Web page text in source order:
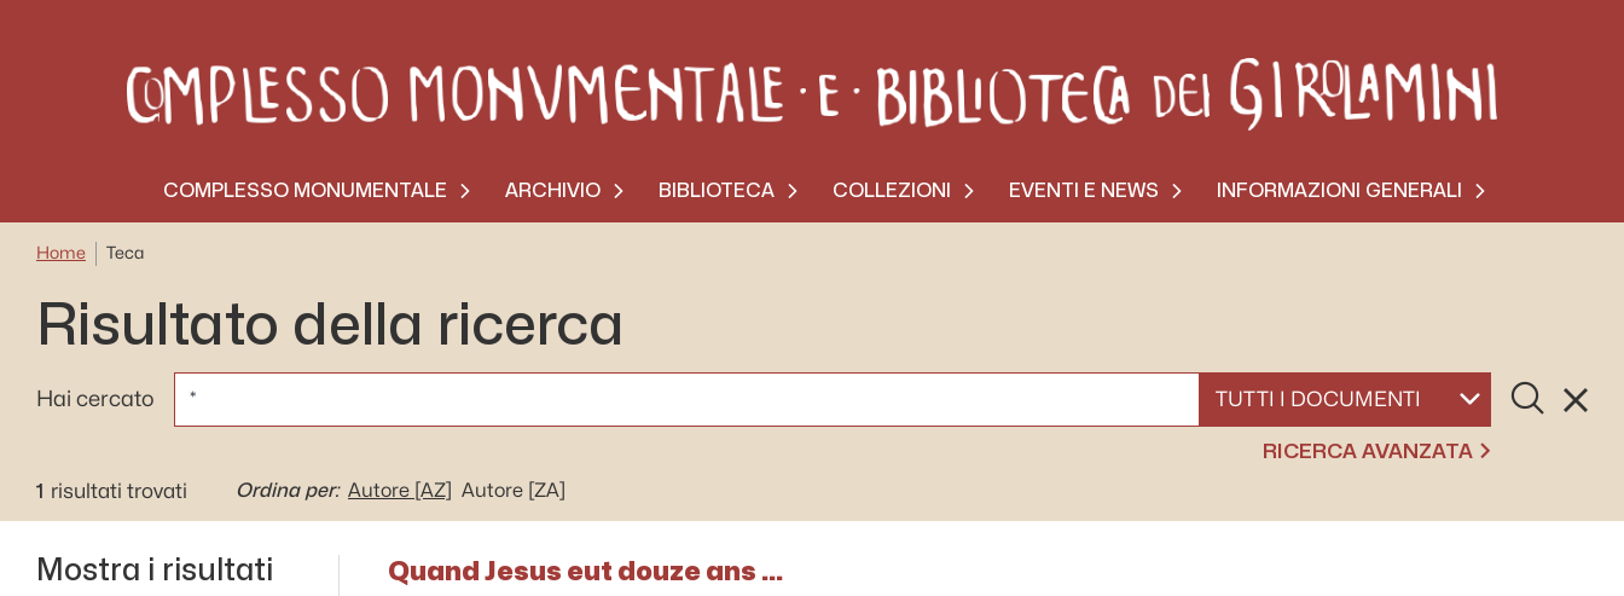
COMPLESSO MONUMENTALE ARCHIVIO BIBLIOTECA COLLEZIONI EVENTI E NEWS INFORMAZIONI GENERALI
Home Teca
Risultato della ricerca
Hai cercato
SELEZIONA UN DOCUMENTO
Cerca
RICERCA AVANZATA
1 risultati trovati Ordina per: Autore [AZ] Autore [ZA]
Mostra i risultati Quand Jesus eut douze ans ...